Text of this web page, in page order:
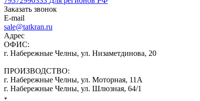
Заказать звонок
E-mail
sale@tatkran.ru
Адрес
ОФИС:
г. Набережные Челны, ул. Низаметдинова, 20
ПРОИЗВОДСТВО:
г. Набережные Челны, ул. Моторная, 11А
г. Набережные Челны, ул. Шлюзная, 64/1